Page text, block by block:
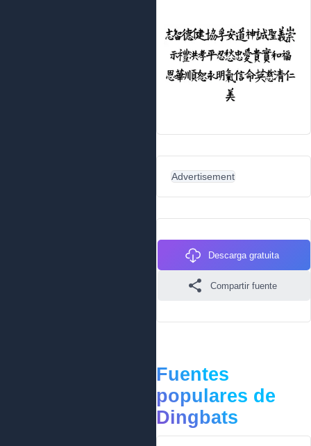
Advertisement
Descarga gratuita
Compartir fuente
Fuentes
populares de
Dingbats